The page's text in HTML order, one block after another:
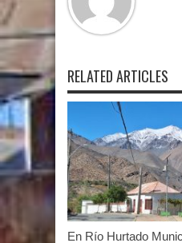
RELATED ARTICLES
En Río Hurtado